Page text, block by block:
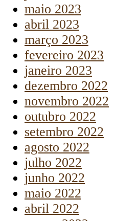
maio 2023
abril 2023
março 2023
fevereiro 2023
janeiro 2023
dezembro 2022
novembro 2022
outubro 2022
setembro 2022
agosto 2022
julho 2022
junho 2022
maio 2022
abril 2022